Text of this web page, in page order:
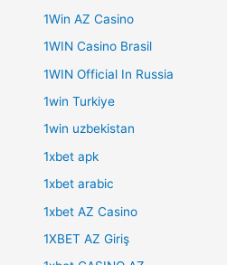
1Win AZ Casino
1WIN Casino Brasil
1WIN Official In Russia
1win Turkiye
1win uzbekistan
1xbet apk
1xbet arabic
1xbet AZ Casino
1XBET AZ Giriş